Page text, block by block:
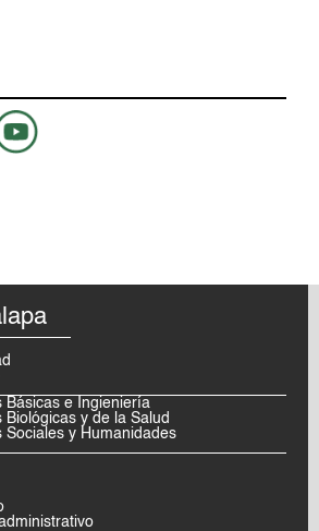
Básicas e Ingieniería
Biológicas y de la Salud
Sociales y Humanidades